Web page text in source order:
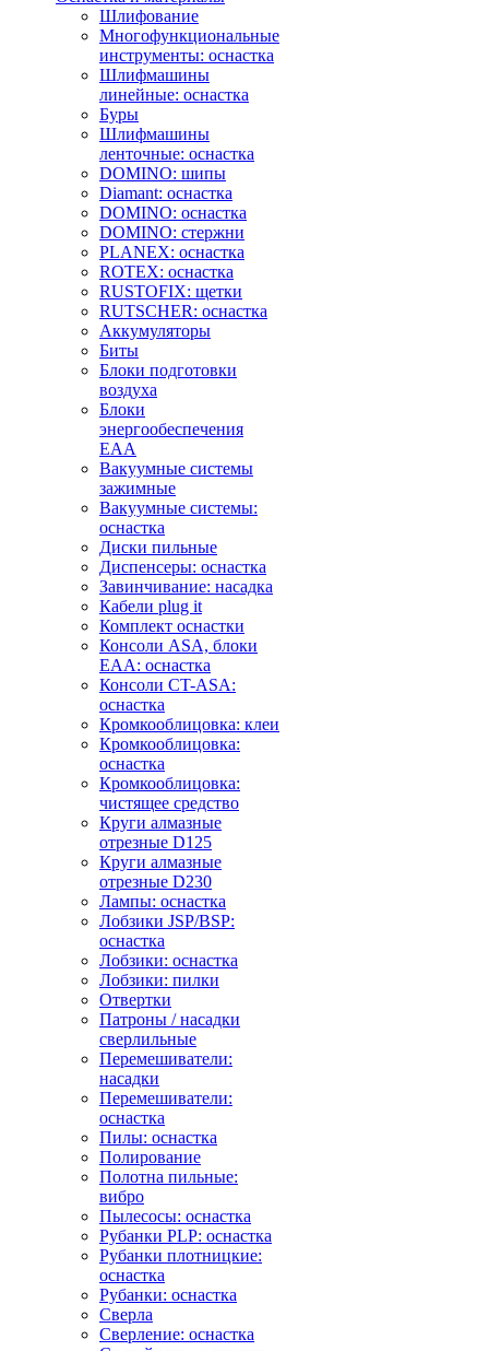
Шлифование
Многофункциональные
инструменты: оснастка
Шлифмашины
линейные: оснастка
Буры
Шлифмашины
ленточные: оснастка
DOMINO: шипы
Diamant: оснастка
DOMINO: оснастка
DOMINO: стержни
PLANEX: оснастка
ROTEX: оснастка
RUSTOFIX: щетки
RUTSCHER: оснастка
Аккумуляторы
Биты
Блоки подготовки
воздуха
Блоки
энергообеспечения
EAA
Вакуумные системы
зажимные
Вакуумные системы:
оснастка
Диски пильные
Диспенсеры: оснастка
Завинчивание: насадка
Кабели plug it
Комплект оснастки
Консоли ASA, блоки
EAA: оснастка
Консоли CT-ASA:
оснастка
Кромкооблицовка: клеи
Кромкооблицовка:
оснастка
Кромкооблицовка:
чистящее средство
Круги алмазные
отрезные D125
Круги алмазные
отрезные D230
Лампы: оснастка
Лобзики JSP/BSP:
оснастка
Лобзики: оснастка
Лобзики: пилки
Отвертки
Патроны / насадки
сверлильные
Перемешиватели:
насадки
Перемешиватели:
оснастка
Пилы: оснастка
Полирование
Полотна пильные:
вибро
Пылесосы: оснастка
Рубанки PLP: оснастка
Рубанки плотницкие:
оснастка
Рубанки: оснастка
Сверла
Сверление: оснастка